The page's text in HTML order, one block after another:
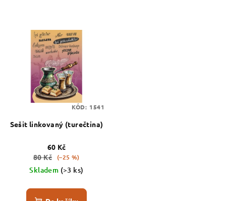
Sešit linkovaný (turečtina)
60 Kč
80 Kč
(–25 %)
Skladem (>3 ks)
KÓD: 1541